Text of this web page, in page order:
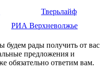
Тверьлайф
РИА Верхневолжье
будем рады получить от вас
предложения и
обязательно ответим вам.